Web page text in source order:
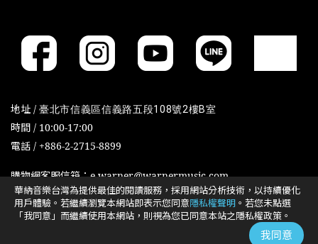
地址 / 臺北市信義區信義路五段108號2樓B室
時間 / 10:00-17:00
電話 / +886-2-2715-8899
購物網客服信箱：e-warner@warnermusic.com
華納音樂台灣為提供最佳的閱讀服務，採用網站分析技術，以持續優化
用戶體驗。若繼續瀏覽本網站即表示您同意隱私權聲明 。若您未點選
「我同意」而繼續使用本網站，則視為您已同意本站之隱私權政策。
我同意